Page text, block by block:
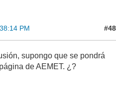
PM #48
supongo que se pondrá
de AEMET. ¿?